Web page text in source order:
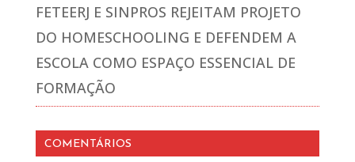
FETEERJ E SINPROS REJEITAM PROJETO
DO HOMESCHOOLING E DEFENDEM A
ESCOLA COMO ESPAÇO ESSENCIAL DE
FORMAÇÃO
COMENTÁRIOS